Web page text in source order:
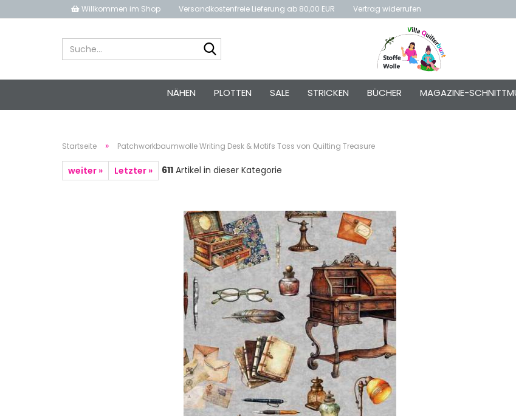
Willkommen im Shop Versandkostenfreie Lieferung ab 80,00 EUR Vertrag widerrufen
NÄHEN PLOTTEN SALE STRICKEN BÜCHER MAGAZINE-
Startseite » Patchworkbaumwolle Writing Desk & Motifs Toss von Quilting Treasure
weiter » Letzter » 611 Artikel in dieser Kategorie